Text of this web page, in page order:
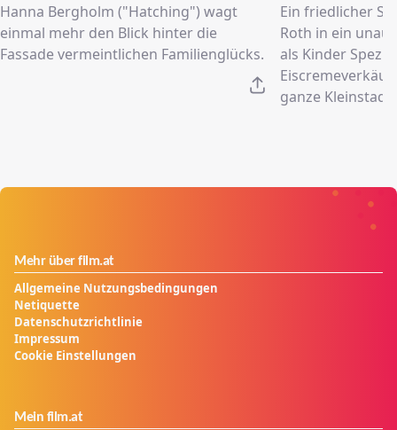
Hanna Bergholm ("Hatching") wagt
einmal mehr den Blick hinter die
Fassade vermeintlichen Familienglücks.
Ein friedlicher
Roth in ein
als Kinder
ganze Kleinstadt
Mehr über film.at
Allgemeine Nutzungsbedingungen
Netiquette
Datenschutzrichtlinie
Impressum
Cookie Einstellungen
Mein film.at